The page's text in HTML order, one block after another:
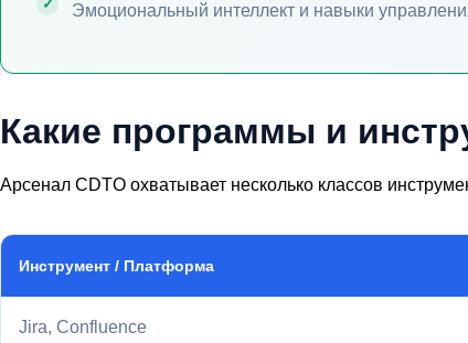
Эмоциональный интеллект и навыки
Какие программы и
Арсенал CDTO охватывает несколько классов
Инструмент / Платформа
Jira, Confluence